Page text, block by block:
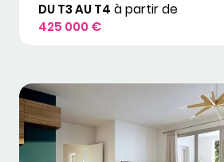
DU T3 AU T4 à partir de
425 000 €